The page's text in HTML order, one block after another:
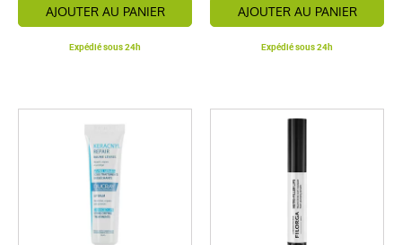
AJOUTER AU PANIER
Expédié sous 24h
AJOUTER AU PANIER
Expédié sous 24h